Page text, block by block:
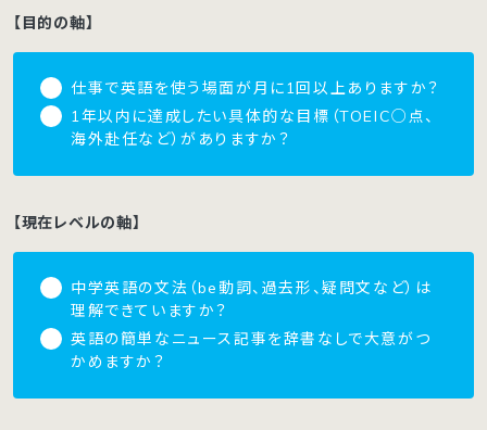
【目的の軸】
仕事で英語を使う場面が月に1回以上ありますか？
1年以内に達成したい具体的な目標（TOEIC○点、
海外赴任など）がありますか？
【現在レベルの軸】
中学英語の文法（be動詞、過去形、疑問文など）は
理解できていますか？
英語の簡単なニュース記事を辞書なしで大意がつ
かめますか？